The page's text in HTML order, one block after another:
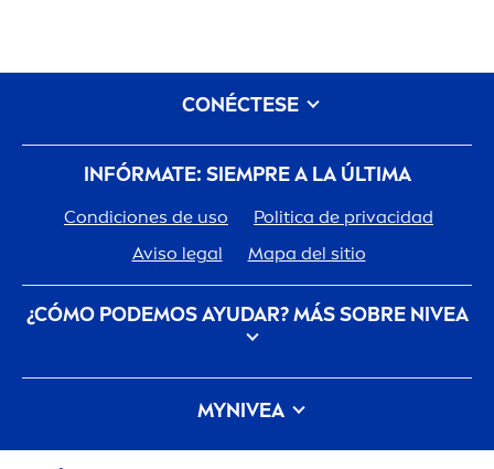
INFÓRMATE: SIEMPRE A LA ÚLTIMA
Condiciones de uso
Politica de privacidad
Aviso legal
Mapa del sitio
¿CÓMO PODEMOS AYUDAR? MÁS SOBRE NIVEA
Descubre la Historia de tu marca de confianza
Trabajar en Beiersdorf
Cómo cuidaNIVEAel planeta Contacto
MYNIVEA
Las últimas novedades, consejos para cuidarte,
CONÉCTESE